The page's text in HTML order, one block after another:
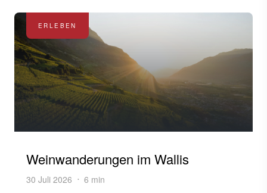
ERLEBEN
Weinwanderungen im Wallis
30 Juli 2026
6 min